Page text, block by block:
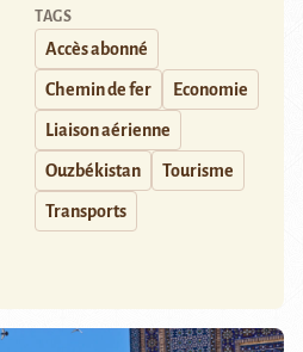
TAGS
Accès abonné
Chemin de fer Economie
Liaison aérienne
Ouzbékistan Tourisme
Transports